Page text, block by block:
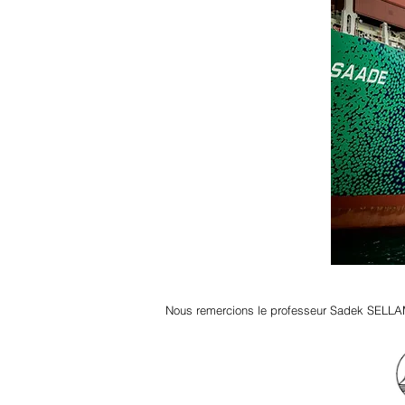
Nous remercions le professeur Sadek